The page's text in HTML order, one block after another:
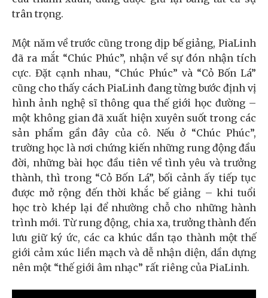
trân trọng.
Một năm về trước cũng trong dịp bế giảng, PiaLinh
đã ra mắt “Chúc Phúc”, nhận về sự đón nhận tích
cực. Đặt cạnh nhau, “Chúc Phúc” và “Cỏ Bốn Lá”
cũng cho thấy cách PiaLinh đang từng bước định vị
hình ảnh nghệ sĩ thông qua thế giới học đường –
một không gian đã xuất hiện xuyên suốt trong các
sản phẩm gần đây của cô. Nếu ở “Chúc Phúc”,
trường học là nơi chứng kiến những rung động đầu
đời, những bài học đầu tiên về tình yêu và trưởng
thành, thì trong “Cỏ Bốn Lá”, bối cảnh ấy tiếp tục
được mở rộng đến thời khắc bế giảng – khi tuổi
học trò khép lại để nhường chỗ cho những hành
trình mới. Từ rung động, chia xa, trưởng thành đến
lưu giữ ký ức, các ca khúc dần tạo thành một thế
giới cảm xúc liền mạch và dễ nhận diện, dần dựng
nên một “thế giới âm nhạc” rất riêng của PiaLinh.